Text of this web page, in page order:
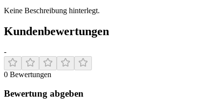
Keine Beschreibung hinterlegt.
Kundenbewertungen
-
0 Bewertungen
Bewertung abgeben